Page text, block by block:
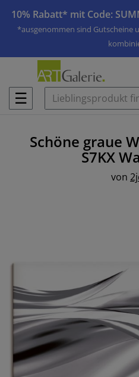
10% Rabatt* mit Code:
*ausgenommen sind Gutscheine
☰
Schöne graue
S7KX
von